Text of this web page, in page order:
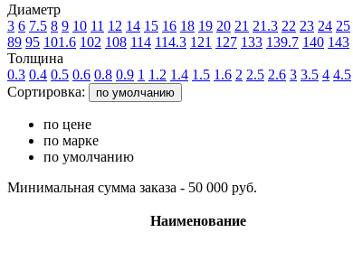
Диаметр
3 6 7.5 8 9 10 11 12 14 15 16 18 19 20 21 21.3 22 23 24 25
89 95 101.6 102 108 114 114.3 121 127 133 139.7 140 143
Толщина
0.3 0.4 0.5 0.6 0.8 0.9 1 1.2 1.4 1.5 1.6 2 2.5 2.6 3 3.5 4 4.5
Сортировка:
по умолчанию
по цене
по марке
по умолчанию
Минимальная сумма заказа - 50 000 руб.
Наименование